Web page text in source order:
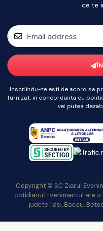
ce te
Inscriindu-te esti de acord sa
furnizat, in concordanta cu
vei putea
Copyright © SC Ziarul
cotidianul Evenimentul are
judete: Iasi, Bacau,